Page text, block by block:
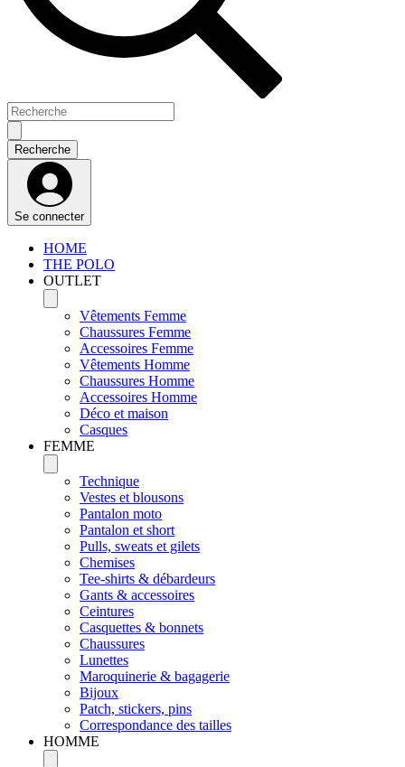
Se connecter
HOME
THE POLO
OUTLET
Vêtements Femme
Chaussures Femme
Accessoires Femme
Vêtements Homme
Chaussures Homme
Accessoires Homme
Déco et maison
Casques
FEMME
Technique
Vestes et blousons
Pantalon moto
Pantalon et short
Pulls, sweats et gilets
Chemises
Tee-shirts & débardeurs
Gants & accessoires
Ceintures
Casquettes & bonnets
Chaussures
Lunettes
Maroquinerie & bagagerie
Bijoux
Patch, stickers, pins
Correspondance des tailles
HOMME